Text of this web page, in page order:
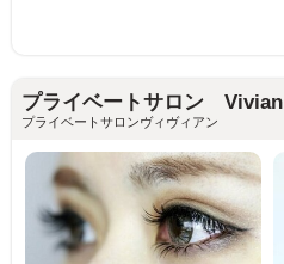
プライベートサロン Vivian
プライベートサロンヴィヴィアン